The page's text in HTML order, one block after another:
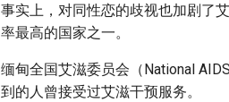
事实上，对同性恋的歧视也加剧了
率最高的国家之一。
缅甸全国艾滋委员会（National
到的人曾接受过艾滋干预服务。